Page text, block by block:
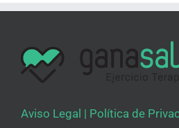
Aviso Legal | Política de